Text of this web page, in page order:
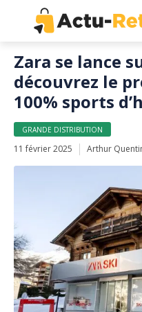
Zara se lance
découvrez le
100% sports
GRANDE DISTRIBUTION
11 février 2025 Arthur